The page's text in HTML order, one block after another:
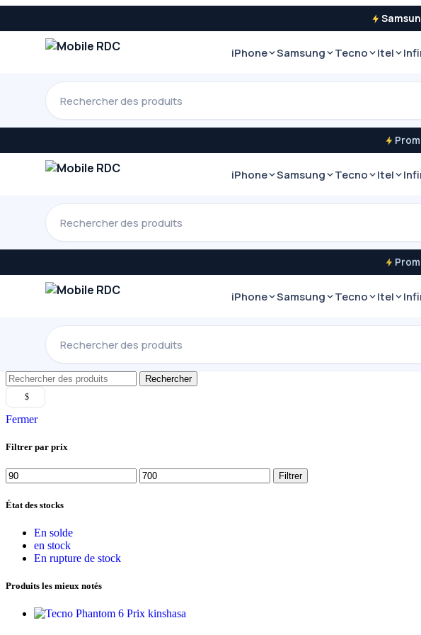
iPhone Samsung Tecno Itel
iPhone Samsung Tecno Itel
iPhone Samsung Tecno Itel
Rechercher
$
Fermer
Filtrer par prix
Prix
minimum
Prix
max
Filtrer
État des stocks
En solde
en stock
En rupture de stock
Produits les mieux notés